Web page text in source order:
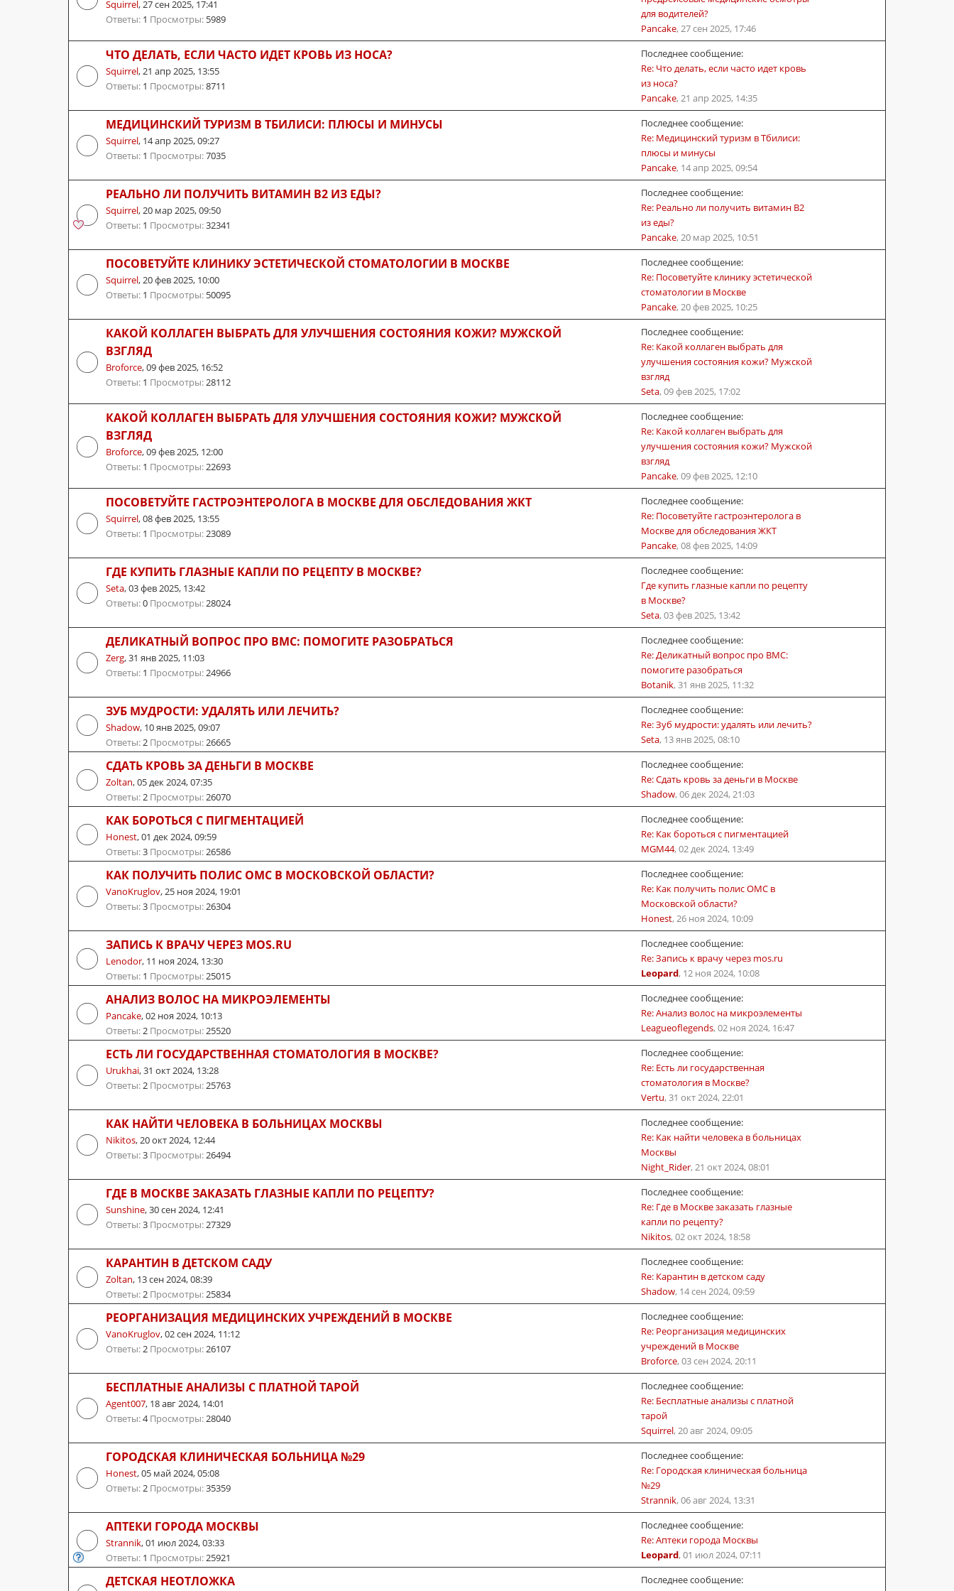
Squirrel, 27 сен 2025, 17:41
Ответы: 1 Просмотры: 5989
для водителей?
Pancake, 27 сен 2025, 17:46
ЧТО ДЕЛАТЬ, ЕСЛИ ЧАСТО ИДЕТ КРОВЬ ИЗ НОСА?
Squirrel, 21 апр 2025, 13:55
Ответы: 1 Просмотры:8711
Последнее сообщение:
Re: Что делать, если часто идет кровь
из носа?
Pancake, 21 апр 2025, 14:35
МЕДИЦИНСКИЙ ТУРИЗМ В ТБИЛИСИ: ПЛЮСЫ И МИНУСЫ
Squirrel, 14 апр 2025, 09:27
Ответы: 1 Просмотры:7035
Последнее сообщение:
Re: Медицинский туризм в Тбилиси:
плюсы и минусы
Pancake, 14 апр 2025, 09:54
РЕАЛЬНО ЛИ ПОЛУЧИТЬ ВИТАМИН B2 ИЗ ЕДЫ?
Squirrel, 20 мар 2025, 09:50
Ответы: 1 Просмотры:32341
Последнее сообщение:
Re: Реально ли получить витамин B2
из еды?
Pancake, 20 мар 2025, 10:51
ПОСОВЕТУЙТЕ КЛИНИКУ ЭСТЕТИЧЕСКОЙ СТОМАТОЛОГИИ В МОСКВЕ
Squirrel, 20 фев 2025, 10:00
Ответы: 1 Просмотры: 50095
Последнее сообщение:
Re: Посоветуйте клинику эстетической
стоматологии в Москве
Pancake, 20 фев 2025, 10:25
КАКОЙ КОЛЛАГЕН ВЫБРАТЬ ДЛЯ УЛУЧШЕНИЯ СОСТОЯНИЯ КОЖИ? МУЖСКОЙ
ВЗГЛЯД
Broforce,09 фев 2025, 16:52
Ответы: 1 Просмотры: 28112
Последнее сообщение:
Re: Какой коллаген выбрать для
улучшения состояния кожи? Мужской
взгляд
Seta, 09 фев 2025, 17:02
КАКОЙ КОЛЛАГЕН ВЫБРАТЬ ДЛЯ УЛУЧШЕНИЯ СОСТОЯНИЯ КОЖИ? МУЖСКОЙ
ВЗГЛЯД
Broforce,09 фев 2025, 12:00
Ответы: 1 Просмотры: 22693
Последнее сообщение:
Re: Какой коллаген выбрать для
улучшения состояния кожи? Мужской
взгляд
Pancake, 09 фев 2025, 12:10
ПОСОВЕТУЙТЕ ГАСТРОЭНТЕРОЛОГА В МОСКВЕ ДЛЯ ОБСЛЕДОВАНИЯ ЖКТ
Squirrel,08 фев 2025, 13:55
Ответы: 1 Просмотры: 23089
Последнее сообщение:
Re: Посоветуйте гастроэнтеролога в
Москве для обследования ЖКТ
Pancake, 08 фев 2025, 14:09
ГДЕ КУПИТЬ ГЛАЗНЫЕ КАПЛИ ПО РЕЦЕПТУ В МОСКВЕ?
Seta,03 фев 2025, 13:42
Ответы:0 Просмотры: 28024
Последнее сообщение:
Где купить глазные капли по рецепту
в Москве?
Seta, 03 фев 2025, 13:42
ДЕЛИКАТНЫЙ ВОПРОС ПРО ВМС: ПОМОГИТЕ РАЗОБРАТЬСЯ
Zerg,31 янв 2025, 11:03
Ответы: 1 Просмотры: 24966
Последнее сообщение:
Re: Деликатный вопрос про ВМС:
помогите разобраться
Botanik, 31 янв 2025, 11:32
ЗУБ МУДРОСТИ: УДАЛЯТЬ ИЛИ ЛЕЧИТЬ?
Shadow, 10 янв 2025, 09:07
Ответы: 2 Просмотры: 26665
Последнее сообщение:
Re: Зуб мудрости: удалять или лечить?
Seta, 13 янв 2025, 08:10
СДАТЬ КРОВЬ ЗА ДЕНЬГИ В МОСКВЕ
Zoltan,05 дек 2024, 07:35
Ответы: 2 Просмотры: 26070
Последнее сообщение:
Re: Сдать кровь за деньги в Москве
Shadow, 06 дек 2024, 21:03
КАК БОРОТЬСЯ С ПИГМЕНТАЦИЕЙ
Honest,01 дек 2024, 09:59
Ответы:3 Просмотры: 26586
Последнее сообщение:
Re: Как бороться с пигментацией
MGM44, 02 дек 2024, 13:49
КАК ПОЛУЧИТЬ ПОЛИС ОМС В МОСКОВСКОЙ ОБЛАСТИ?
VanoKruglov, 25 ноя 2024, 19:01
Ответы:3 Просмотры: 26304
Последнее сообщение:
Re: Как получить полис ОМС в
Московской области?
Honest, 26 ноя 2024, 10:09
ЗАПИСЬ К ВРАЧУ ЧЕРЕЗ MOS.RU
Lenodor, 11 ноя 2024, 13:30
Ответы: 1 Просмотры: 25015
Последнее сообщение:
Re: Запись к врачу через mos.ru
Leopard, 12 ноя 2024, 10:08
АНАЛИЗ ВОЛОС НА МИКРОЭЛЕМЕНТЫ
Pancake,02 ноя 2024, 10:13
Ответы: 2 Просмотры: 25520
Последнее сообщение:
Re: Анализ волос на микроэлементы
Leagueoflegends, 02 ноя 2024, 16:47
ЕСТЬ ЛИ ГОСУДАРСТВЕННАЯ СТОМАТОЛОГИЯ В МОСКВЕ?
Urukhai,31 окт 2024, 13:28
Ответы: 2 Просмотры: 25763
Последнее сообщение:
Re: Есть ли государственная
стоматология в Москве?
Vertu, 31 окт 2024, 22:01
КАК НАЙТИ ЧЕЛОВЕКА В БОЛЬНИЦАХ МОСКВЫ
Nikitos, 20 окт 2024, 12:44
Ответы:3 Просмотры: 26494
Последнее сообщение:
Re: Как найти человека в больницах
Москвы
Night_Rider, 21 окт 2024, 08:01
ГДЕ В МОСКВЕ ЗАКАЗАТЬ ГЛАЗНЫЕ КАПЛИ ПО РЕЦЕПТУ?
Sunshine,30 сен 2024, 12:41
Ответы:3 Просмотры: 27329
Последнее сообщение:
Re: Где в Москве заказать глазные
капли по рецепту?
Nikitos, 02 окт 2024, 18:58
КАРАНТИН В ДЕТСКОМ САДУ
Zoltan, 13 сен 2024, 08:39
Ответы: 2 Просмотры: 25834
Последнее сообщение:
Re: Карантин в детском саду
Shadow, 14 сен 2024, 09:59
РЕОРГАНИЗАЦИЯ МЕДИЦИНСКИХ УЧРЕЖДЕНИЙ В МОСКВЕ
VanoKruglov,02 сен 2024, 11:12
Ответы: 2 Просмотры: 26107
Последнее сообщение:
Re: Реорганизация медицинских
учреждений в Москве
Broforce, 03 сен 2024, 20:11
БЕСПЛАТНЫЕ АНАЛИЗЫ С ПЛАТНОЙ ТАРОЙ
Agent007, 18 авг 2024, 14:01
Ответы:4Просмотры: 28040
Последнее сообщение:
Re: Бесплатные анализы с платной
тарой
Squirrel, 20 авг 2024, 09:05
ГОРОДСКАЯ КЛИНИЧЕСКАЯ БОЛЬНИЦА №29
Honest,05 май 2024, 05:08
Ответы: 2 Просмотры:35359
Последнее сообщение:
Re: Городская клиническая больница
№29
Strannik, 06 авг 2024, 13:31
АПТЕКИ ГОРОДА МОСКВЫ
Strannik,01 июл 2024, 03:33
Ответы: 1 Просмотры: 25921
Последнее сообщение:
Re: Аптеки города Москвы
Leopard, 01 июл 2024, 07:11
ДЕТСКАЯ НЕОТЛОЖКА
Последнее сообщение: